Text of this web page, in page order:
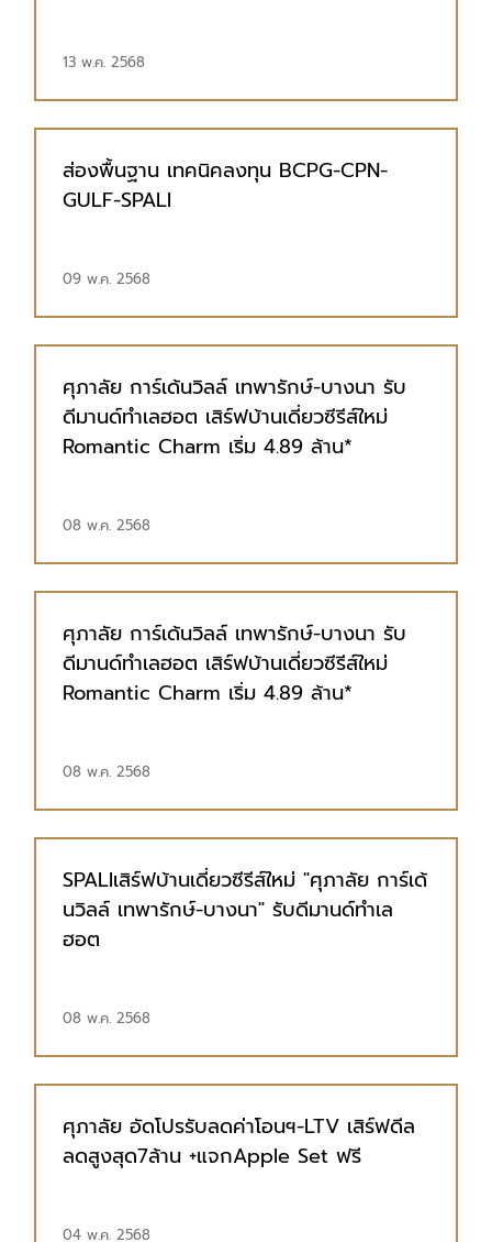
13 พ.ค. 2568
ส่องพื้นฐาน เทคนิคลงทุน BCPG-CPN-
GULF-SPALI
09 พ.ค. 2568
ศุภาลัย การ์เด้นวิลล์ เทพารักษ์-บางนา รับ
ดีมานด์ทำเลฮอต เสิร์ฟบ้านเดี่ยวซีรีส์ใหม่
Romantic Charm เริ่ม 4.89 ล้าน*
08 พ.ค. 2568
ศุภาลัย การ์เด้นวิลล์ เทพารักษ์-บางนา รับ
ดีมานด์ทำเลฮอต เสิร์ฟบ้านเดี่ยวซีรีส์ใหม่
Romantic Charm เริ่ม 4.89 ล้าน*
08 พ.ค. 2568
SPALIเสิร์ฟบ้านเดี่ยวซีรีส์ใหม่ "ศุภาลัย การ์เด้
นวิลล์ เทพารักษ์-บางนา" รับดีมานด์ทำเล
ฮอต
08 พ.ค. 2568
ศุภาลัย อัดโปรรับลดค่าโอนฯ-LTV เสิร์ฟดีล
ลดสูงสุด7ล้าน +แจกApple Set ฟรี
04 พ.ค. 2568